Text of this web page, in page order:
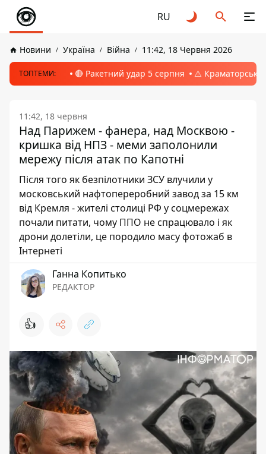
RU
Новини Україна Війна 11:42, 18 Червня 2026
ТОПТЕМИ: 🔴 Ракетний удар 5 серпня ⚠️ Краматорськ,
11:42, 18 червня
Над Парижем - фанера, над Москвою -
кришка від НПЗ - меми заполонили
мережу після атак по Капотні
Після того як безпілотники ЗСУ влучили у
московський нафтопереробний завод за 15 км
від Кремля - жителі столиці РФ у соцмережах
почали питати, чому ППО не спрацювало і як
дрони долетіли, це породило масу фотожаб в
Інтернеті
Ганна Копитько
РЕДАКТОР
👍